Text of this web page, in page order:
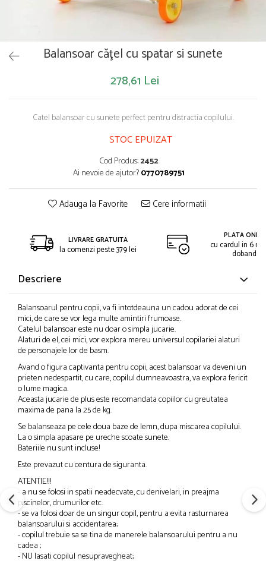
Balansoar căţel cu spatar si sunete
278,61 Lei
Catel balansoar cu sunete perfect pentru distractia copilului.
STOC EPUIZAT
Cod Produs:2452
Ai nevoie de ajutor?0770789751
Adauga la Favorite Cere informatii
LIVRARE GRATUITA
la comenzi peste 379 lei
PLATA
cu cardul in 6
dobanda
Descriere
Balansoarul pentru copii, va fi intotdeauna un cadou adorat de cei
mici, de care se vor lega multe amintiri frumoase.
Catelul balansoar este nu doar o simpla jucarie.
Alaturi de el, cei mici, vor explora mereu universul copilariei alaturi
de personajele lor de basm.
Avand o figura captivanta pentru copii, acest balansoar va deveni un
prieten nedespartit, cu care, copilul dumneavoastra, va explora fericit
o lume magica.
Aceasta jucarie de plus este recomandata copiilor cu greutatea
maxima de pana la 25 de kg.
Se balanseaza pe cele doua baze de lemn, dupa miscarea copilului.
La o simpla apasare pe ureche scoate sunete.
Bateriile nu sunt incluse!
Este prevazut cu centura de siguranta.
ATENTIE!!!
- a nu se folosi in spatii neadecvate, cu denivelari, in preajma
piscinelor, drumurilor etc.
- se va folosi doar de un singur copil, pentru a evita rasturnarea
balansoarului si accidentarea;
- copilul trebuie sa se tina de manerele balansoarului pentru a nu
cadea ;
- NU lasati copilul nesupravegheat;